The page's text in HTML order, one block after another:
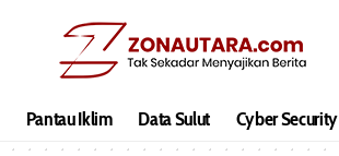
Pantau Iklim Data Sulut Cyber Security